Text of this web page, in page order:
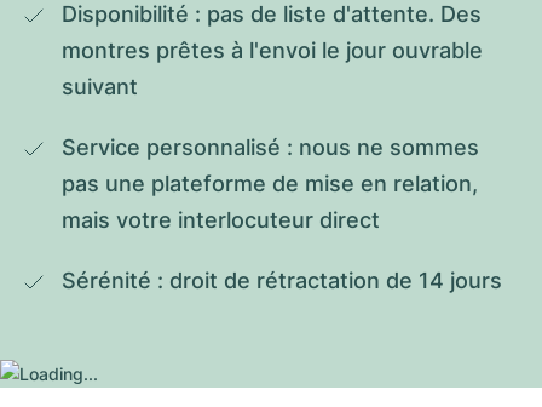
Disponibilité : pas de liste d'attente. Des
montres prêtes à l'envoi le jour ouvrable
suivant
Service personnalisé : nous ne sommes
pas une plateforme de mise en relation,
mais votre interlocuteur direct
Sérénité : droit de rétractation de 14 jours